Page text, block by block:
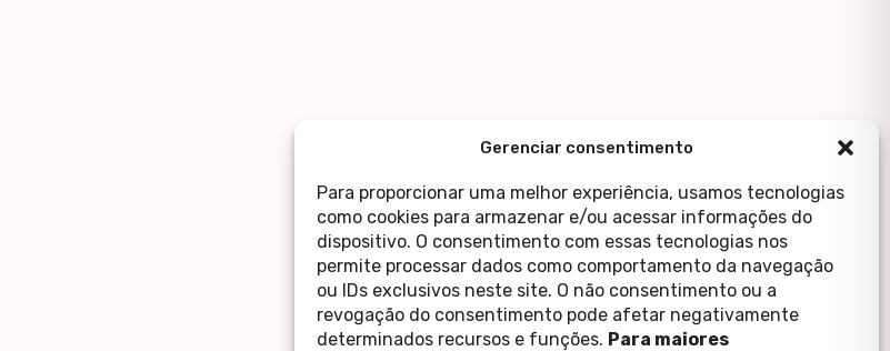
Gerenciar consentimento
Para proporcionar uma melhor experiência, usamos tecnologias
como cookies para armazenar e/ou acessar informações do
dispositivo. O consentimento com essas tecnologias nos
permite processar dados como comportamento da navegação
ou IDs exclusivos neste site. O não consentimento ou a
revogação do consentimento pode afetar negativamente
determinados recursos e funções. Para maiores